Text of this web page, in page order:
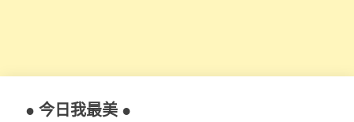
● 今日我最美 ●